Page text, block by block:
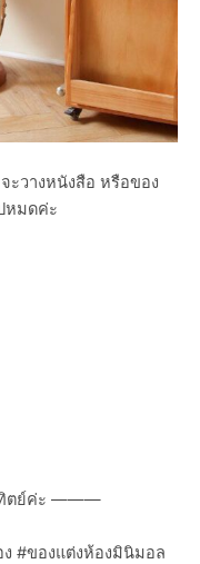
ะวางหนังสือ หรือของ
หมดค่ะ
ทิตย์ค่ะ ———
#ของแต่งห้องมินิมอล